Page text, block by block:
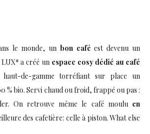
le monde, un bon café est devenu un
a créé un espace cosy dédié au café
haut-de-gamme torréfiant sur place un
% bio. Servi chaud ou froid, frappé ou pas :
On retrouve même le café moulu en
des cafetière: celle à piston. What else